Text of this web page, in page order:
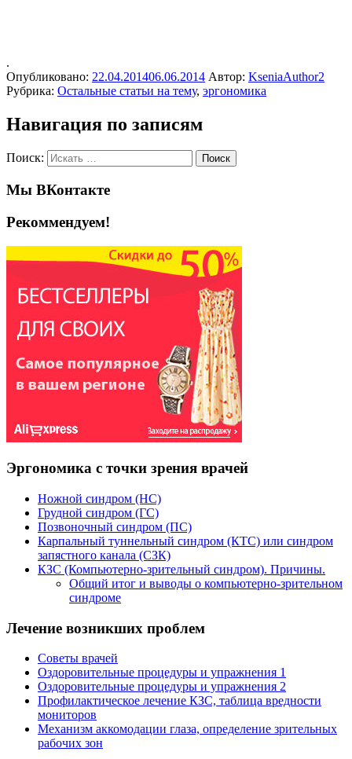
.
Опубликовано: 22.04.201406.06.2014 Автор: KseniaAuthor2
Рубрика: Остальные статьи на тему, эргономика
Навигация по записям
Поиск:
Мы ВКонтакте
Рекоммендуем!
Эргономика с точки зрения врачей
Ножной синдром (НС)
Грудной синдром (ГС)
Позвоночный синдром (ПС)
Карпальный туннельный синдром (КТС) или синдром
запястного канала (СЗК)
КЗС (Компьютерно-зрительный синдром). Причины.
Общий итог и выводы о компьютерно-зрительном
синдроме
Лечение возникших проблем
Советы врачей
Оздоровительные процедуры и упражнения 1
Оздоровительные процедуры и упражнения 2
Профилактическое лечение КЗС, таблица вредности
мониторов
Механизм аккомодации глаза, определение зрительных
рабочих зон